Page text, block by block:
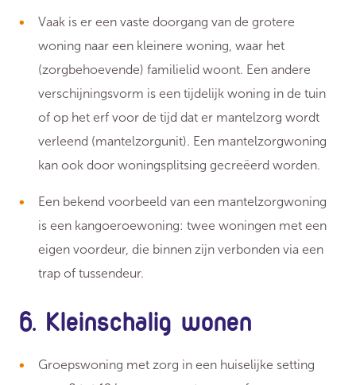
Vaak is er een vaste doorgang van de grotere
woning naar een kleinere woning, waar het
(zorgbehoevende) familielid woont. Een andere
verschijningsvorm is een tijdelijk woning in de tuin
of op het erf voor de tijd dat er mantelzorg wordt
verleend (mantelzorgunit). Een mantelzorgwoning
kan ook door woningsplitsing gecreëerd worden.
Een bekend voorbeeld van een mantelzorgwoning
is een kangoeroewoning: twee woningen met een
eigen voordeur, die binnen zijn verbonden via een
trap of tussendeur.
6. Kleinschalig wonen
Groepswoning met zorg in een huiselijke setting